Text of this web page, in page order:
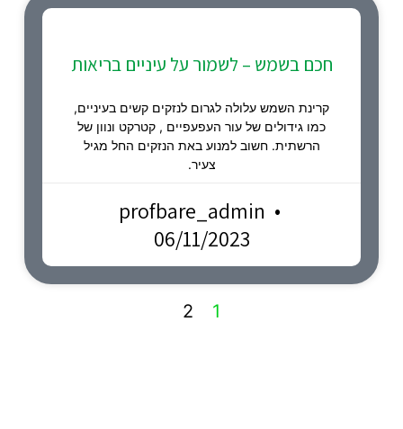
חכם בשמש – לשמור על עיניים בריאות
קרינת השמש עלולה לגרום לנזקים קשים בעיניים,
כמו גידולים של עור העפעפיים , קטרקט ונוון של
הרשתית. חשוב למנוע באת הנזקים החל מגיל
צעיר.
profbare_admin
06/11/2023
1
2